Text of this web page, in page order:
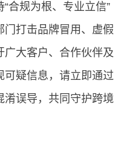
合规为根、专业立信”
门打击品牌冒用、虚假
广大客户、合作伙伴及
可疑信息，请立即通过
淆误导，共同守护跨境